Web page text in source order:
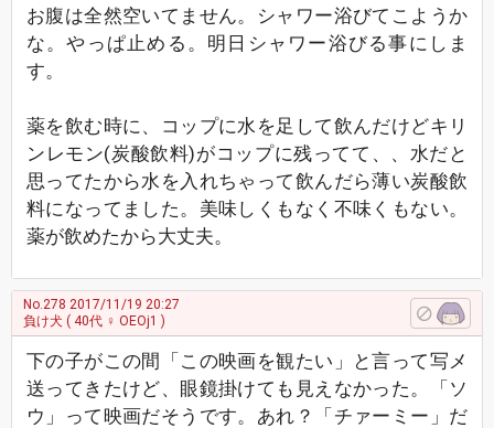
お腹は全然空いてません。シャワー浴びてこようか
な。やっぱ止める。明日シャワー浴びる事にしま
す。
薬を飲む時に、コップに水を足して飲んだけどキリ
ンレモン(炭酸飲料)がコップに残ってて、、水だと
思ってたから水を入れちゃって飲んだら薄い炭酸飲
料になってました。美味しくもなく不味くもない。
薬が飲めたから大丈夫。
No.278 2017/11/19 20:27
負け犬 ( 40代 ♀ OEOj1 )
下の子がこの間「この映画を観たい」と言って写メ
送ってきたけど、眼鏡掛けても見えなかった。「ソ
ウ」って映画だそうです。あれ？「チァーミー」だ